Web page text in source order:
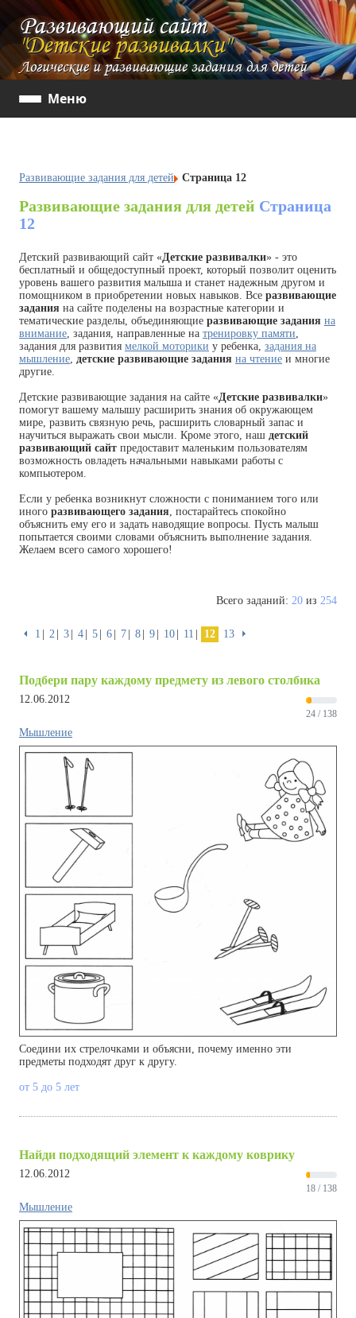
Развивающий сайт
"Детские развивалки"
Логические и развивающие задания для детей
Меню
Развивающие задания для детей Страница 12
Развивающие задания для детей Страница
12
Детский развивающий сайт «Детские развивалки» - это
бесплатный и общедоступный проект, который позволит оценить
уровень вашего развития малыша и станет надежным другом и
помощником в приобретении новых навыков. Все развивающие
задания на сайте поделены на возрастные категории и
тематические разделы, объединяющие развивающие задания на
внимание , задания, направленные на тренировку памяти
задания для развития мелкой моторики у ребенка, задания на
мышление детские развивающие задания на чтение и многие
другие.
Детские развивающие задания на сайте «Детские развивалки»
помогут вашему малышу расширить знания об окружающем
мире, развить связную речь, расширить словарный запас и
научиться выражать свои мысли. Кроме этого, наш детский
развивающий сайт предоставит маленьким пользователям
возможность овладеть начальными навыками работы с
компьютером.
Если у ребенка возникнут сложности с пониманием того или
иного развивающего задания , постарайтесь спокойно
объяснить ему его и задать наводящие вопросы. Пусть малыш
попытается своими словами объяснить выполнение задания.
Желаем всего самого хорошего!
Всего заданий: 20 из 254
⏴ 1 2 3 4 5 6 7 8 9 10 11 12 13 ⏵
Подбери пару каждому предмету из левого столбика
12.06.2012
24 / 138
Мышление
Соедини их стрелочками и объясни, почему именно эти
предметы подходят друг к другу.
от 5 до 5 лет
Найди подходящий элемент к каждому коврику
12.06.2012
18 / 138
Мышление